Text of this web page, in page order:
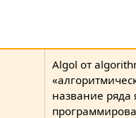
Algol от
название ряда